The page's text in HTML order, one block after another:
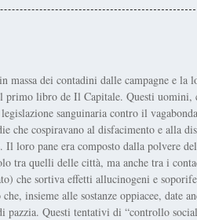
dei contadini dalle campagne e la
libro de Il Capitale. Questi uomini,
sanguinaria contro il
che cospiravano al disfacimento e alla
loro pane era composto dalla polvere
tra quelli delle città, ma anche tra i
che sortiva effetti allucinogeni e
insieme alle sostanze oppiacee, date
pazzia. Questi tentativi di “controllo